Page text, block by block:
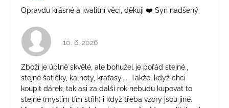
Opravdu krásné a kvalitní věci, děkuji ❤️ Syn nadšený
Hodnocení obchodu je 4 z 5 hvězdiček.
10. 6. 2026
Zboží je úplně skvělé, ale bohužel je pořád stejné.,
stejné šatičky, kalhoty, kraťasy..... Takže, když chci
koupit dárek, tak asi za další rok nebudu kupovat to
stejné (myslím tím střih) i když třeba vzory jsou jiné.